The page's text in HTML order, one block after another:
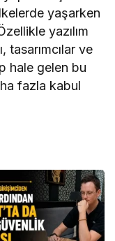
yaşarken
yazılım
tasarımcılar ve
hale gelen bu
fazla kabul